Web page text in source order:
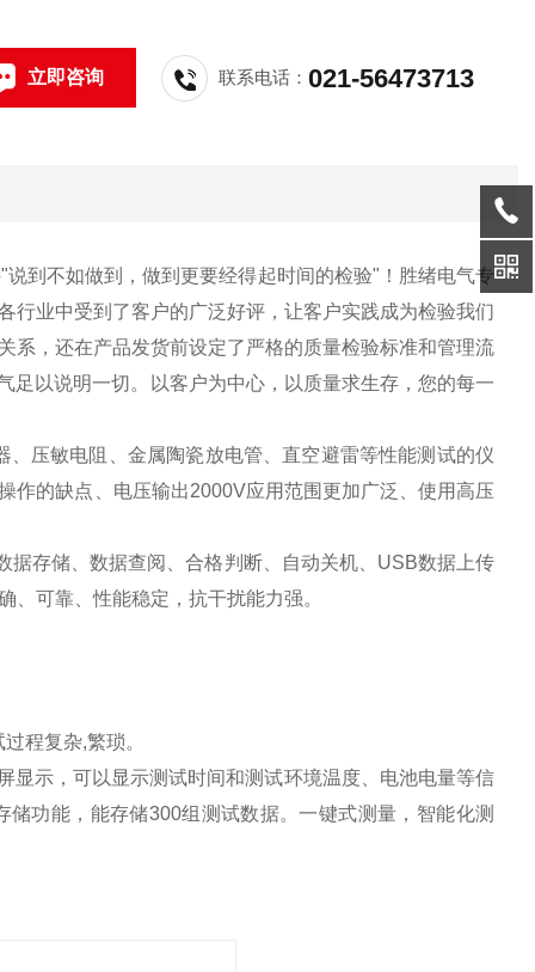
立即咨询 联系电话：021-56473713
到不如做到，做到更要经得起时间的检验"！胜绪电气专
行业中受到了客户的广泛好评，让客户实践成为检验我们
系，还在产品发货前设定了严格的质量检验标准和管理流
足以说明一切。以客户为中心，以质量求生存，您的每一
压敏电阻、金属陶瓷放电管、直空避雷等性能测试的仪
作的缺点、电压输出2000V应用范围更加广泛、使用高压
存储、数据查阅、合格判断、自动关机、USB数据上传
可靠、性能稳定，抗干扰能力强。
程复杂,繁琐。
显示，可以显示测试时间和测试环境温度、电池电量等信
功能，能存储300组测试数据。一键式测量，智能化测